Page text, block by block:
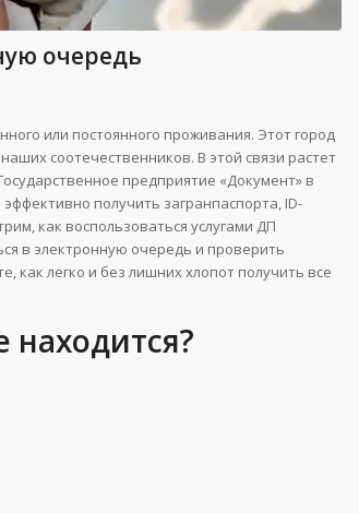
очередь
или постоянного проживания. Этот город
соотечественников. В этой связи растет
предприятие «Документ» в
получить загранпаспорта, ID-
как воспользоваться услугами ДП
в электронную очередь и проверить
как легко и без лишних хлопот получить все
находится?